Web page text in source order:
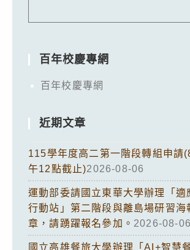
百年校慶專網
百年校慶專網
近期文章
115學年度高二第一階段轉組申請
午12點截止)2026-08-06
運動部委請國立東華大學辦理「適
行動站」第二階段與離島場研習海
章，請踴躍報名參加。 2026-08-06
國立高雄餐旅大學辦理「AI+智慧